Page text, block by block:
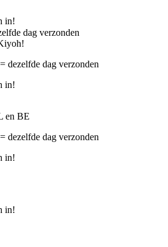
in!
dag verzonden
dezelfde dag verzonden
in!
en BE
dezelfde dag verzonden
in!
in!